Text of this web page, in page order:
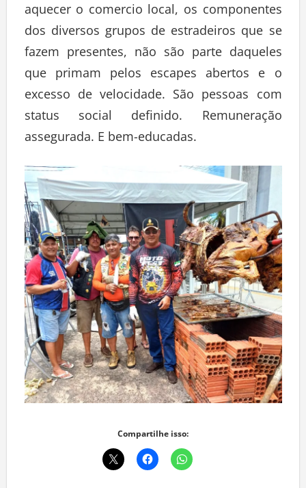
aquecer o comercio local, os componentes
dos diversos grupos de estradeiros que se
fazem presentes, não são parte daqueles
que primam pelos escapes abertos e o
excesso de velocidade. São pessoas com
status social definido. Remuneração
assegurada. E bem-educadas.
Compartilhe isso: